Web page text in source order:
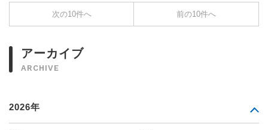
次の10件へ 前の10件へ
アーカイブ
ARCHIVE
2026年